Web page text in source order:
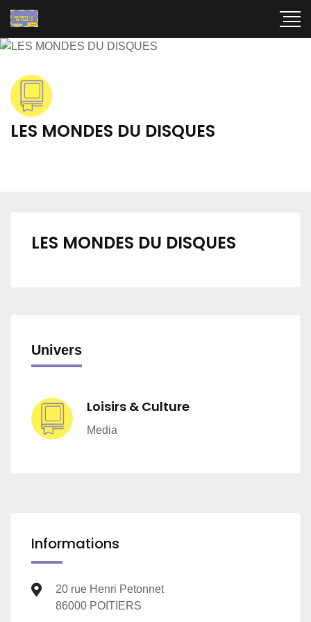
LES MONDES DU DISQUES
LES MONDES DU DISQUES
Univers
Loisirs & Culture
Media
Informations
20 rue Henri Petonnet
86000 POITIERS